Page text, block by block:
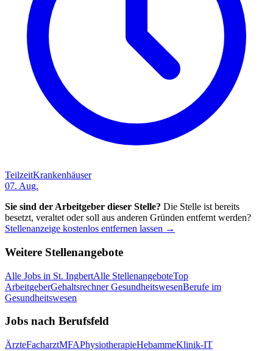
TeilzeitKrankenhäuser
07. Aug.
Sie sind der Arbeitgeber dieser Stelle? Die Stelle ist bereits
besetzt, veraltet oder soll aus anderen Gründen entfernt werden?
Stellenanzeige kostenlos entfernen lassen →
Weitere Stellenangebote
Alle Jobs in St. IngbertAlle StellenangeboteTop
ArbeitgeberGehaltsrechner GesundheitswesenBerufe im
Gesundheitswesen
Jobs nach Berufsfeld
ÄrzteFacharztMFAPhysiotherapieHebammeKlinik-IT